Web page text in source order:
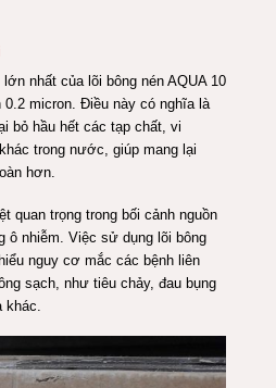
nhất của lõi bông nén AQUA 10
0.2 micron. Điều này có nghĩa là
bỏ hầu hết các tạp chất, vi
trong nước, giúp mang lại
hơn.
quan trọng trong bối cảnh nguồn
ô nhiễm. Việc sử dụng lõi bông
nguy cơ mắc các bệnh liên
sạch, như tiêu chảy, đau bụng